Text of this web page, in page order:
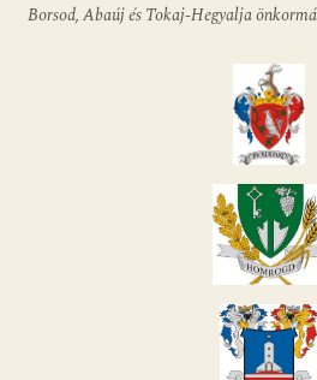
Borsod, Abaúj és Tokaj-Hegyalja